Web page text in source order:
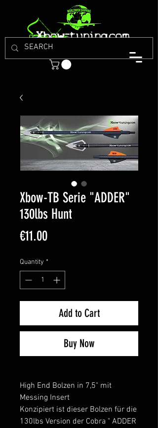
Xbow-TB Serie "ADDER"
130lbs Hunt
€11.00Price
Quantity *
Add to Cart
Buy Now
High End Bolzen in 7,5" mit
Messing Insert
Konzipiert ist dieser Bolzen für die
130lbs Version der Cobra " ADDER